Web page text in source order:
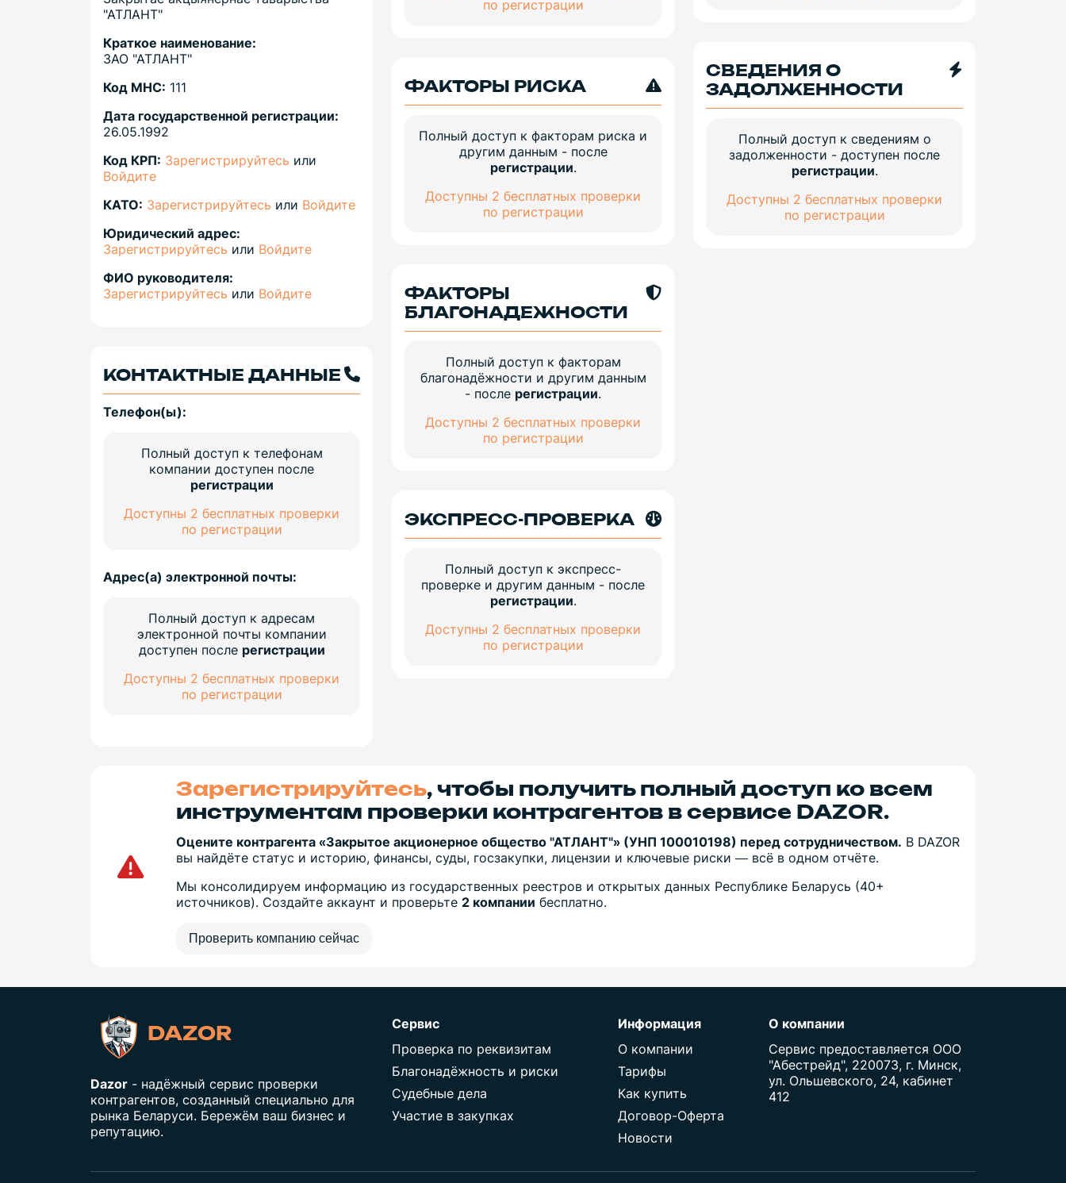
"АТЛАНТ"
Краткое наименование:
ЗАО "АТЛАНТ"
Код МНС: 111
Дата государственной регистрации:
26.05.1992
Код КРП: Зарегистрируйтесь или
Войдите
КАТО: Зарегистрируйтесь или Войдите
Юридический адрес:
Зарегистрируйтесь или Войдите
ФИО руководителя:
Зарегистрируйтесь или Войдите
КОНТАКТНЫЕ ДАННЫЕ
Телефон(ы):
Полный доступ к телефонам
компании доступен после
регистрации
Доступны 2 бесплатных проверки
по регистрации
Адрес(а) электронной почты:
Полный доступ к адресам
электронной почты компании
доступен после регистрации
Доступны 2 бесплатных проверки
по регистрации
по регистрации
ФАКТОРЫ РИСКА
Полный доступ к факторам риска и
другим данным - после
регистрации.
Доступны 2 бесплатных проверки
по регистрации
ФАКТОРЫ
БЛАГОНАДЕЖНОСТИ
Полный доступ к факторам
благонадёжности и другим данным
- после регистрации.
Доступны 2 бесплатных проверки
по регистрации
ЭКСПРЕСС-ПРОВЕРКА
Полный доступ к экспресс-
проверке и другим данным - после
регистрации.
Доступны 2 бесплатных проверки
по регистрации
СВЕДЕНИЯ О
ЗАДОЛЖЕННОСТИ
Полный доступ к сведениям о
задолженности - доступен после
регистрации.
Доступны 2 бесплатных проверки
по регистрации
Зарегистрируйтесь, чтобы получить полный доступ ко всем
инструментам проверки контрагентов в сервисе DAZOR.
Оцените контрагента «Закрытое акционерное общество "АТЛАНТ"» (УНП 100010198) перед сотрудничеством. В DAZOR
вы найдёте статус и историю, финансы, суды, госзакупки, лицензии и ключевые риски — всё в одном отчёте.
Мы консолидируем информацию из государственных реестров и открытых данных Республике Беларусь (40+
источников). Создайте аккаунт и проверьте2 компании бесплатно.
Проверить компанию сейчас
DAZOR
Dazor - надёжный сервис проверки
контрагентов, созданный специально для
рынка Беларуси. Бережём ваш бизнес и
репутацию.
Сервис
Проверка по реквизитам
Благонадёжность и риски
Судебные дела
Участие в закупках
Информация
О компании
Тарифы
Как купить
Договор-Оферта
Новости
О компании
Сервис предоставляется ООО
"Абестрейд", 220073, г. Минск,
ул. Ольшевского, 24, кабинет
412